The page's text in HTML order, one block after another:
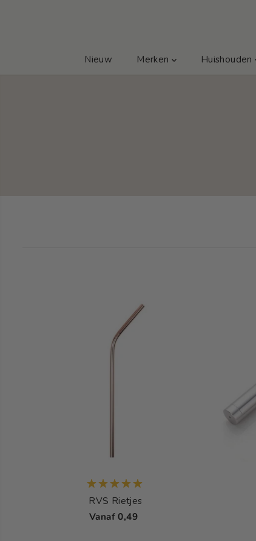
Nieuw Merken Huishouden
RVS Rietjes
Vanaf 0,49